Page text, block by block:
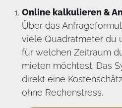
Online kalkulieren &
Über das
viele Quadratmeter du
für welchen Zeitraum
mieten möchtest. Das
direkt eine
ohne Rechenstress.